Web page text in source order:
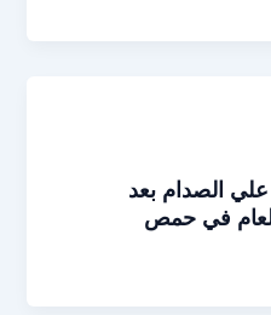
الصدام بعد
في حمص